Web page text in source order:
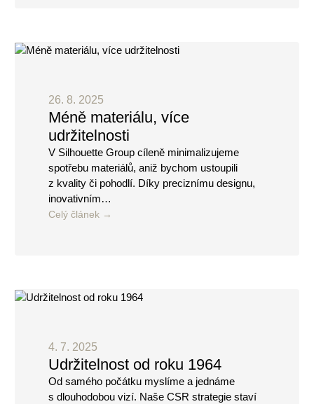
26. 8. 2025
Méně materiálu, více
udržitelnosti
V Silhouette Group cíleně minimalizujeme
spotřebu materiálů, aniž bychom ustoupili
z kvality či pohodlí. Díky preciznímu designu,
inovativním…
Celý článek
4. 7. 2025
Udržitelnost od roku 1964
Od samého počátku myslíme a jednáme
s dlouhodobou vizí. Naše CSR strategie staví